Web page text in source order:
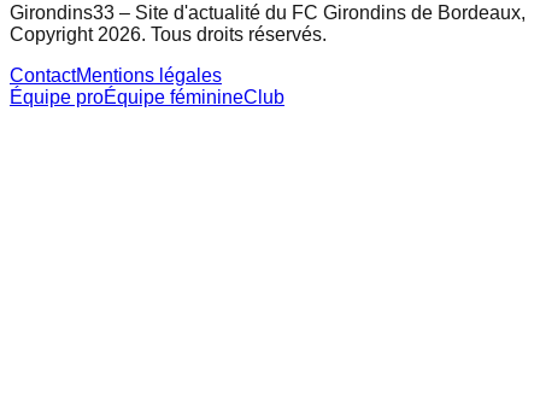
Girondins33 – Site d'actualité du FC Girondins de Bordeaux,
Copyright 2026. Tous droits réservés.
ContactMentions légales
Équipe proÉquipe féminineClub